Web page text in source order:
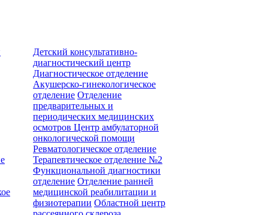
Детский консультативно-
диагностический центр
Диагностическое отделение
Акушерско-гинекологическое
отделение Отделение
предварительных и
периодических медицинских
осмотровЦентр амбулаторной
онкологической помощи
Ревматологическое отделение
Терапевтическое отделение №2
Функциональной диагностики
отделение Отделение ранней
медицинской реабилитации и
физиотерапии Областной центр